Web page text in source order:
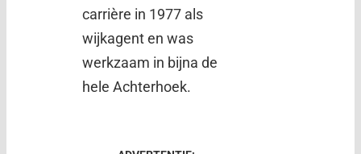
carrière in 1977 als
wijkagent en was
werkzaam in bijna de
hele Achterhoek.